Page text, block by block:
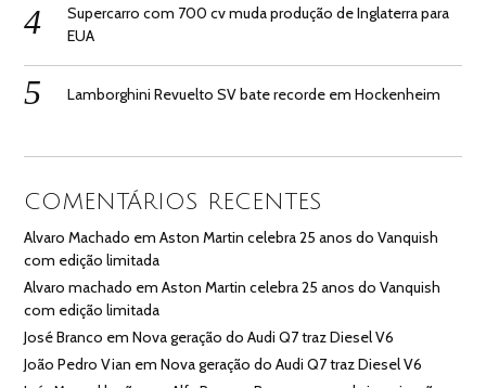
Supercarro com 700 cv muda produção de Inglaterra para
EUA
Lamborghini Revuelto SV bate recorde em Hockenheim
COMENTÁRIOS RECENTES
Alvaro Machado emAston Martin celebra 25 anos do Vanquish
com edição limitada
Alvaro machado emAston Martin celebra 25 anos do Vanquish
com edição limitada
José Branco emNova geração do Audi Q7 traz Diesel V6
João Pedro Vian emNova geração do Audi Q7 traz Diesel V6